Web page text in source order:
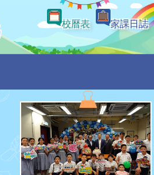
校曆表
家課日誌